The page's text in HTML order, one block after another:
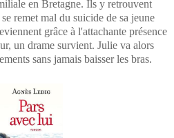
en Bretagne. Ils y retrouvent
remet mal du suicide de sa jeune
grâce à l'attachante présence
un drame survient. Julie va alors
sans jamais baisser les bras.